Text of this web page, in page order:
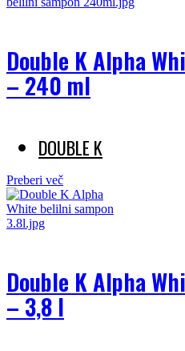
Double K Alpha
– 240 ml
DOUBLE K
Preberi več
Double K Alpha
– 3,8 l